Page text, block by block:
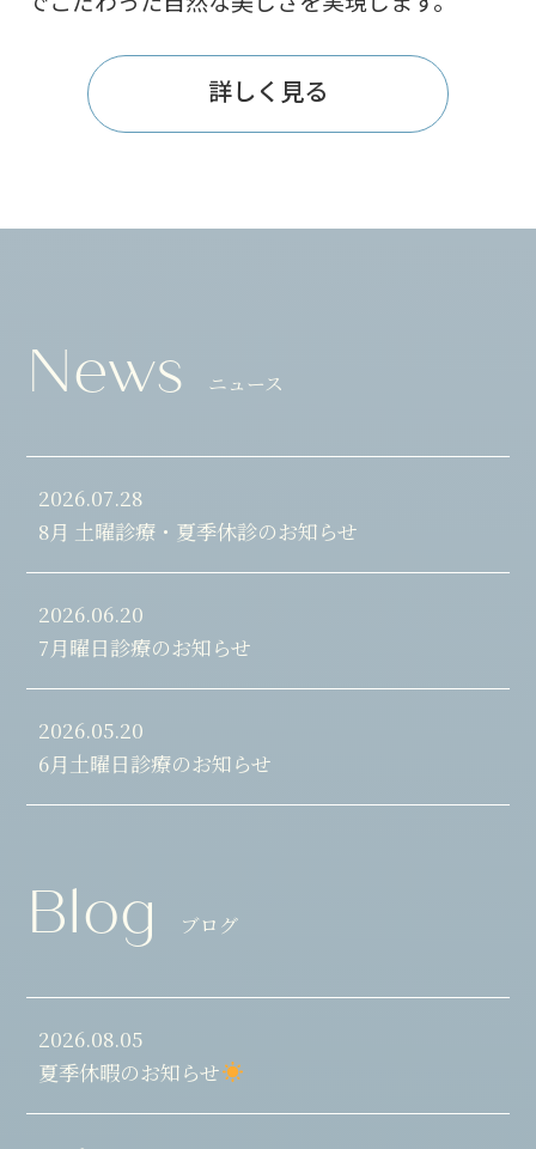
詳しく見る
News ニュース
2026.07.28
8月 土曜診療・夏季休診のお知らせ
2026.06.20
7月曜日診療のお知らせ
2026.05.20
6月土曜日診療のお知らせ
Blog ブログ
2026.08.05
夏季休暇のお知らせ